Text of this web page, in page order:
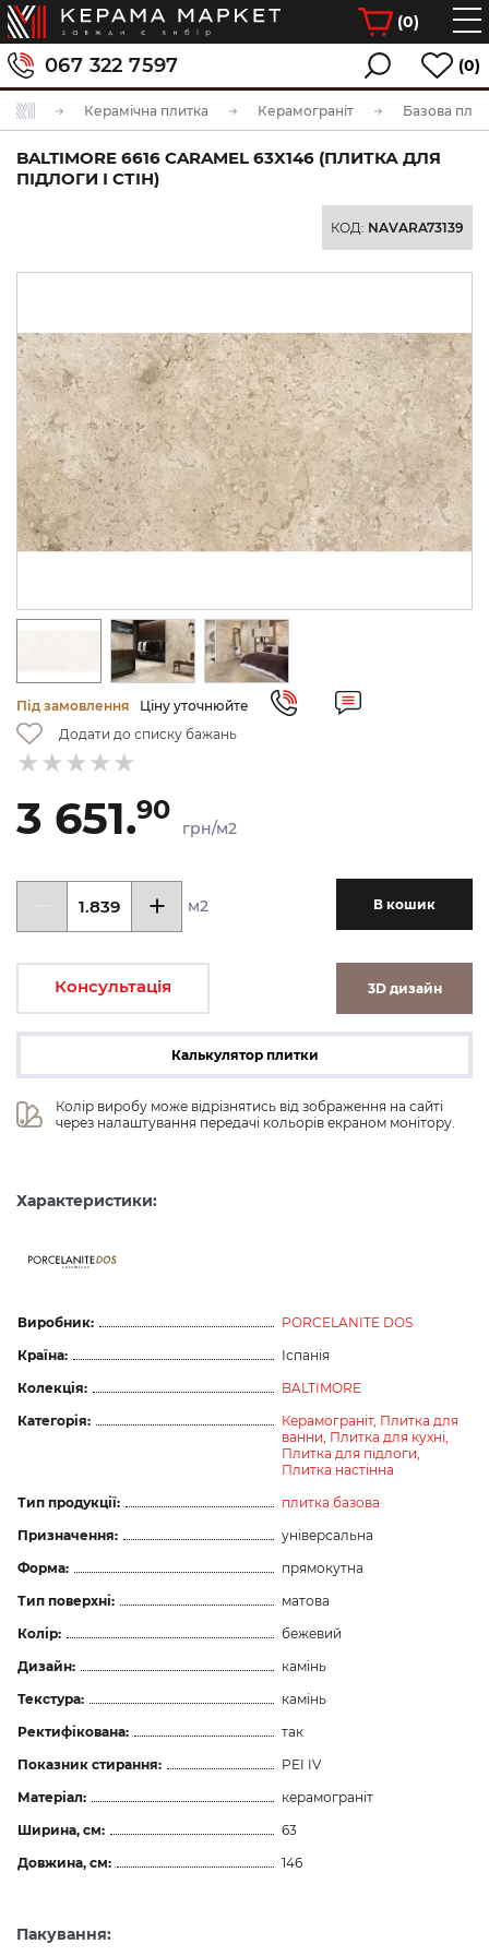
(0)
067 322 7597 (0)
Керамічна плитка Керамограніт Базова
BALTIMORE 6616 CARAMEL 63X146 (ПЛИТКА ДЛЯ
ПІДЛОГИ І СТІН)
КОД: NAVARA73139
Під замовлення
Ціну уточнюйте
Додати до списку бажань
3 651.90
грн/м2
м2 В кошик
Консультація 3D дизайн
Калькулятор плитки
Колір виробу може відрізнятись від зображення на сайті
через налаштування передачі кольорів екраном монітору.
Характеристики:
ceramicas
Виробник:
PORCELANITE DOS
Країна:
Іспанія
Колекція:
BALTIMORE
Категорія:
Керамограніт, Плитка для
ванни, Плитка для кухні,
Плитка для підлоги,
Плитка настінна
Тип продукції:
плитка базова
Призначення:
універсальна
Форма:
прямокутна
Тип поверхні:
матова
Колір:
бежевий
Дизайн:
камінь
Текстура:
камінь
Ректифікована:
так
Показник стирання:
PEI IV
Матеріал:
керамограніт
Ширина, см:
63
Довжина, см:
146
Пакування: